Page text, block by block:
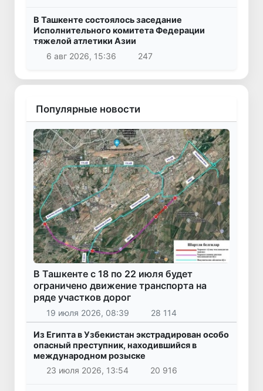
В Ташкенте состоялось заседание
Исполнительного комитета Федерации
тяжелой атлетики Азии
6 авг 2026, 15:36
247
Популярные новости
В Ташкенте с 18 по 22 июля будет
ограничено движение транспорта на
ряде участков дорог
19 июля 2026, 08:39 28 114
Из Египта в Узбекистан экстрадирован особо
опасный преступник, находившийся в
международном розыске
23 июля 2026, 13:54
20 916